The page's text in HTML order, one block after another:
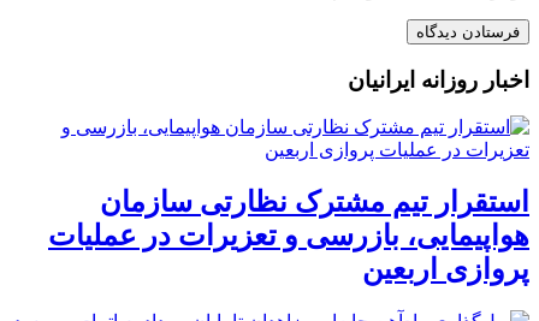
اخبار روزانه ایرانیان
استقرار تیم مشترک نظارتی سازمان
هواپیمایی، بازرسی و تعزیرات در عملیات
پروازی اربعین